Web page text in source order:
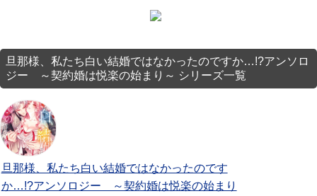
旦那様、私たち白い結婚ではなかったのですか…!?アンソロ
ジー ～契約婚は悦楽の始まり～ シリーズ一覧
旦那様、私たち白い結婚ではなかったのです
か…!?アンソロジー ～契約婚は悦楽の始まり